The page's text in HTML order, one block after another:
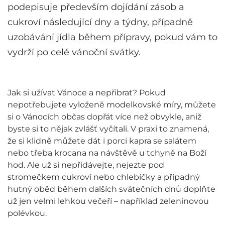
podepisuje především dojídání zásob a
cukroví následující dny a týdny, případně
uzobávání jídla během přípravy, pokud vám to
vydrží po celé vánoční svátky.
Jak si užívat Vánoce a nepřibrat? Pokud
nepotřebujete vyloženě modelkovské míry, můžete
si o Vánocích občas dopřát více než obvykle, aniž
byste si to nějak zvlášť vyčítali. V praxi to znamená,
že si klidně můžete dát i porci kapra se salátem
nebo třeba krocana na návštěvě u tchyně na Boží
hod. Ale už si nepřidávejte, nejezte pod
stromečkem cukroví nebo chlebíčky a případný
hutný oběd během dalších svátečních dnů doplňte
už jen velmi lehkou večeří – například zeleninovou
polévkou.